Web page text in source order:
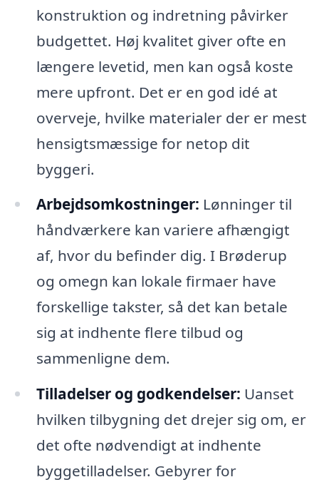
konstruktion og indretning påvirker
budgettet. Høj kvalitet giver ofte en
længere levetid, men kan også koste
mere upfront. Det er en god idé at
overveje, hvilke materialer der er mest
hensigtsmæssige for netop dit
byggeri.
Arbejdsomkostninger: Lønninger til
håndværkere kan variere afhængigt
af, hvor du befinder dig. I Brøderup
og omegn kan lokale firmaer have
forskellige takster, så det kan betale
sig at indhente flere tilbud og
sammenligne dem.
Tilladelser og godkendelser: Uanset
hvilken tilbygning det drejer sig om, er
det ofte nødvendigt at indhente
byggetilladelser. Gebyrer for